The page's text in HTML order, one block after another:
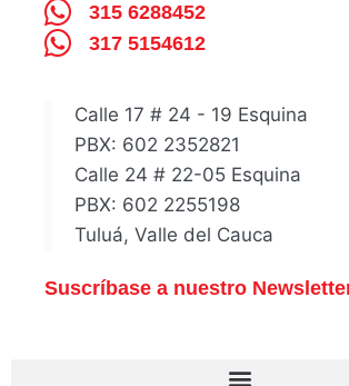
315 6288452
317 5154612
Calle 17 # 24 - 19 Esquina
PBX: 602 2352821
Calle 24 # 22-05 Esquina
PBX: 602 2255198
Tuluá, Valle del Cauca
Suscríbase a nuestro